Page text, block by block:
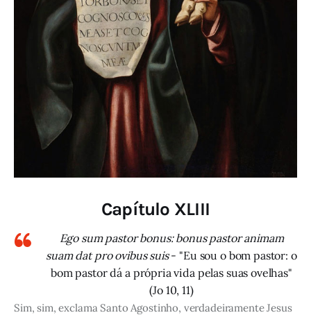
Capítulo XLIII
Ego sum pastor bonus: bonus pastor animam
suam dat pro ovibus suis- "Eu sou o bom pastor: o
bom pastor dá a própria vida pelas suas ovelhas"
(Jo 10, 11)
Sim, sim, exclama Santo Agostinho, verdadeiramente Jesus